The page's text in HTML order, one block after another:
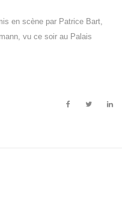
en scène par Patrice Bart,
vu ce soir au Palais